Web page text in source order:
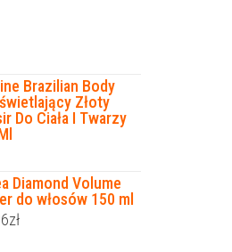
Brazilian Body
Złoty
Do Ciała I Twarzy
Diamond Volume
do włosów 150 ml
zł